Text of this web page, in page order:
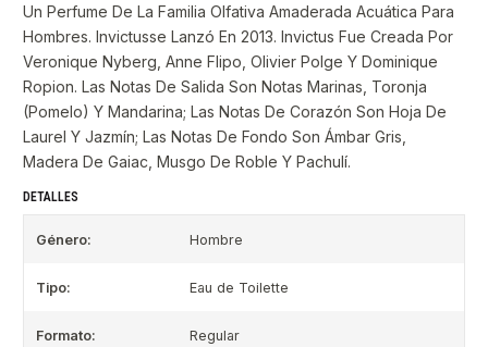
Un Perfume De La Familia Olfativa Amaderada Acuática Para
Hombres. Invictusse Lanzó En 2013. Invictus Fue Creada Por
Veronique Nyberg, Anne Flipo, Olivier Polge Y Dominique
Ropion. Las Notas De Salida Son Notas Marinas, Toronja
(Pomelo) Y Mandarina; Las Notas De Corazón Son Hoja De
Laurel Y Jazmín; Las Notas De Fondo Son Ámbar Gris,
Madera De Gaiac, Musgo De Roble Y Pachulí.
DETALLES
Género: Hombre
Tipo: Eau de Toilette
Formato: Regular